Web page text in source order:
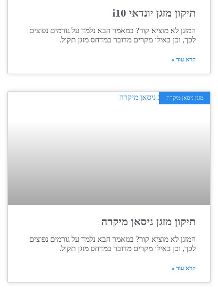
תיקון מזגן יונדאי i10
המזגן לא מוציא קור? במאמר הבא נלמד על גורמים נפוצים
לכך, וכן באילו מקרים מדובר במדחס מזגן תקול.
קרא עוד »
מזגן ניסאן מיקרה
תיקון מזגן ניסאן מיקרה
המזגן לא מוציא קור? במאמר הבא נלמד על גורמים נפוצים
לכך, וכן באילו מקרים מדובר במדחס מזגן תקול.
קרא עוד »